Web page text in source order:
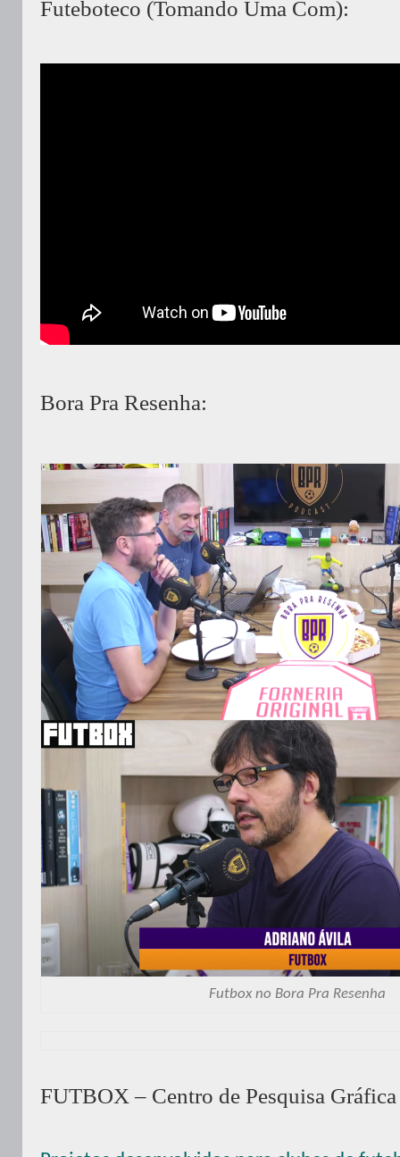
Futeboteco (Tomando Uma Com):
Bora Pra Resenha:
Futbox no Bora Pra Resenha
FUTBOX – Centro de Pesquisa